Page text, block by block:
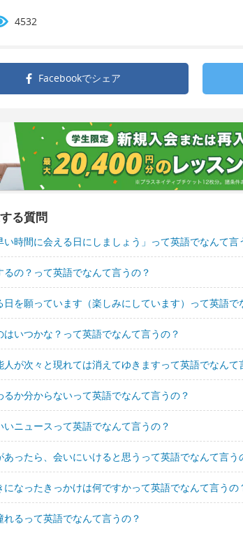
4532
Facebookでシェア
る質問
い時間に会える日にしましょう」って英語でなんて言
るの？って英語でなんて言うの？
日を願っています（楽しみにしています）って英語で
はいつかな？って英語でなんて言うの？
人が次々と現れては消えてゆきますって英語でなんて
るか分からないって英語でなんて言うの？
いニュースって英語でなんて言うの？
あったら、会いにいけると思うって英語でなんて言う
になったきっかけは何ですかって英語でなんて言うの
れるって英語でなんて言うの？